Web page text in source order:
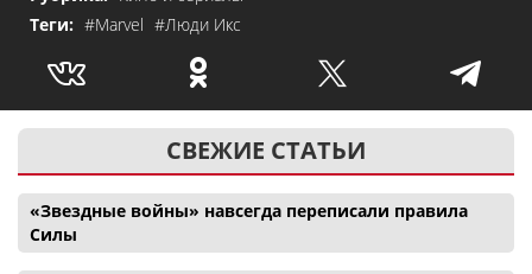
Теги: #Marvel #Люди Икс
СВЕЖИЕ СТАТЬИ
«Звездные войны» навсегда переписали правила
Силы